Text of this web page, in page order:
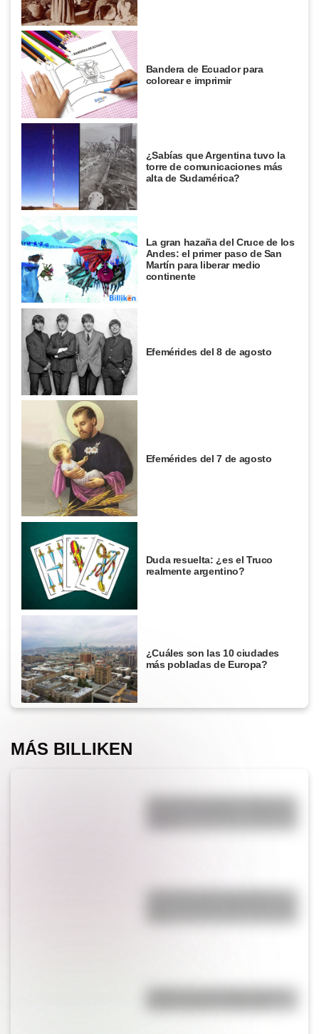
Bandera de Ecuador para
colorear e imprimir
¿Sabías que Argentina tuvo la
torre de comunicaciones más
alta de Sudamérica?
La gran hazaña del Cruce de los
Andes: el primer paso de San
Martín para liberar medio
continente
Efemérides del 8 de agosto
Efemérides del 7 de agosto
Duda resuelta: ¿es el Truco
realmente argentino?
¿Cuáles son las 10 ciudades
más pobladas de Europa?
MÁS BILLIKEN
¿Por qué se tapan los oídos al
¿Cuál es la única bandera en
¿Sabías que San Martín vivió